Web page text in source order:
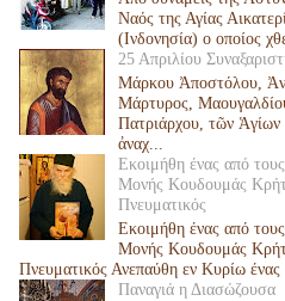
Ναός της Αγίας
(Ινδονησία) ο οποίος
25 Απριλίου
Μάρκου Ἀποστόλου,
Μάρτυρος,
Πατριάρχου, τῶν
ἀναχ...
Εκοιμήθη ένας από
Μονής Κουδουμάς
Πνευματικός
Εκοιμήθη ένας από
Μονής Κουδουμάς
Πνευματικός Ανεπαύθη εν Κυρίω ένας
Παναγιά η Διασώζουσα